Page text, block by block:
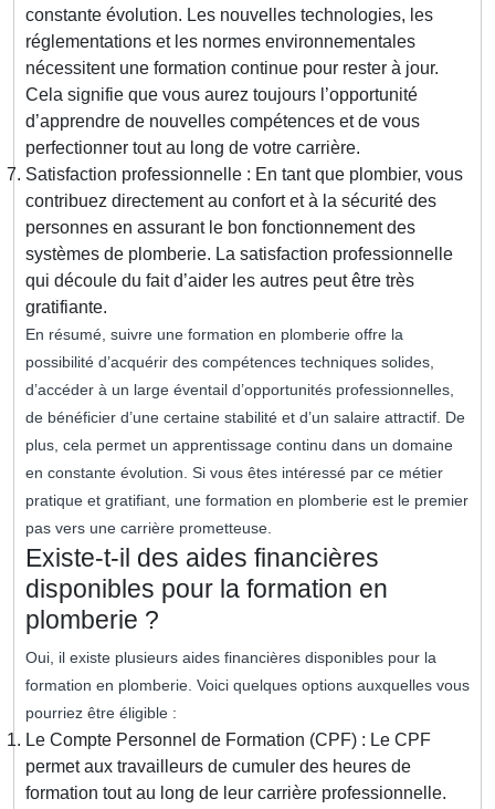
constante évolution. Les nouvelles technologies, les
réglementations et les normes environnementales
nécessitent une formation continue pour rester à jour.
Cela signifie que vous aurez toujours l’opportunité
d’apprendre de nouvelles compétences et de vous
perfectionner tout au long de votre carrière.
Satisfaction professionnelle : En tant que plombier, vous
contribuez directement au confort et à la sécurité des
personnes en assurant le bon fonctionnement des
systèmes de plomberie. La satisfaction professionnelle
qui découle du fait d’aider les autres peut être très
gratifiante.
En résumé, suivre une formation en plomberie offre la
possibilité d’acquérir des compétences techniques solides,
d’accéder à un large éventail d’opportunités professionnelles,
de bénéficier d’une certaine stabilité et d’un salaire attractif. De
plus, cela permet un apprentissage continu dans un domaine
en constante évolution. Si vous êtes intéressé par ce métier
pratique et gratifiant, une formation en plomberie est le premier
pas vers une carrière prometteuse.
Existe-t-il des aides financières
disponibles pour la formation en
plomberie ?
Oui, il existe plusieurs aides financières disponibles pour la
formation en plomberie. Voici quelques options auxquelles vous
pourriez être éligible :
Le Compte Personnel de Formation (CPF) : Le CPF
permet aux travailleurs de cumuler des heures de
formation tout au long de leur carrière professionnelle.